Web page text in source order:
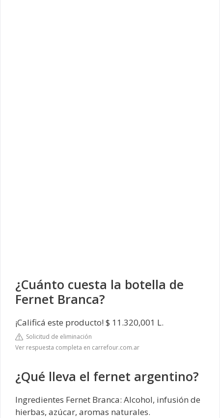
¿Cuánto cuesta la botella de
Fernet Branca?
¡Calificá este producto! $ 11.320,001 L.
Solicitud de eliminación
Ver respuesta completa en carrefour.com.ar
¿Qué lleva el fernet argentino?
Ingredientes Fernet Branca: Alcohol, infusión de
hierbas, azúcar, aromas naturales.